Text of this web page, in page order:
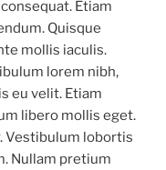
Etiam
Quisque
mollis iaculis.
lorem nibh,
eu velit. Etiam
libero mollis eget.
Vestibulum lobortis
Nullam pretium